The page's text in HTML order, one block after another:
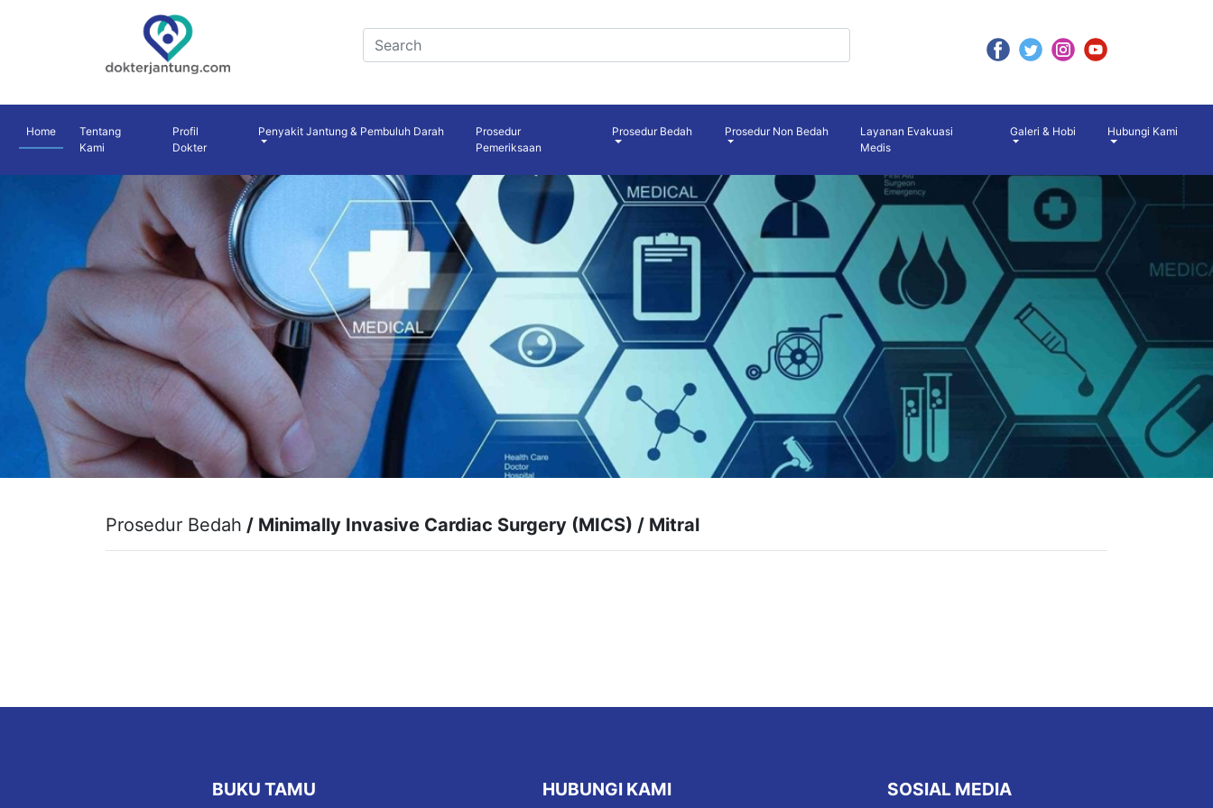
Home
Tentang
Kami
Profil
Dokter
Penyakit Jantung & Pembuluh Darah
Prosedur
Pemeriksaan
Prosedur Bedah Prosedur Non Bedah
Layanan Evakuasi
Medis
Galeri & Hobi Hubungi Kami
Prosedur Bedah / Minimally Invasive Cardiac Surgery (MICS) / Mitral
BUKU TAMU HUBUNGI KAMI SOSIAL MEDIA